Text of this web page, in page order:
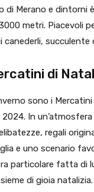
di Merano e dintorni
metri. Piacevoli
di
sono i
In
regali
e uno scenario
particolare fatta di
di gioia natalizia.